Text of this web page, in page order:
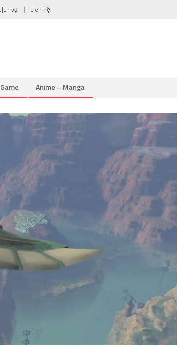
vụ Liên hệ
Anime – Manga